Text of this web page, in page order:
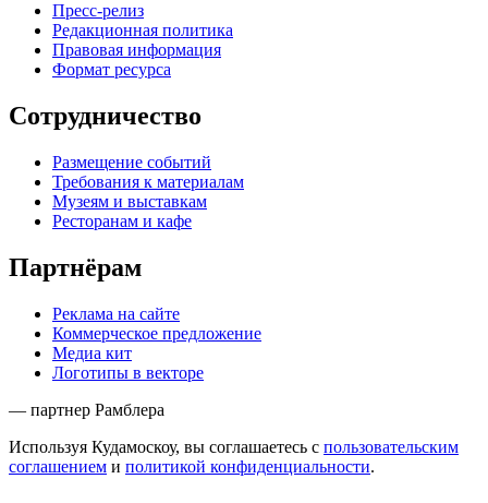
Пресс-релиз
Редакционная политика
Правовая информация
Формат ресурса
Сотрудничество
Размещение событий
Требования к материалам
Музеям и выставкам
Ресторанам и кафе
Партнёрам
Реклама на сайте
Коммерческое предложение
Медиа кит
Логотипы в векторе
— партнер Рамблера
Используя Кудамоскоу, вы соглашаетесь с пользовательским
соглашением и политикой конфиденциальности.